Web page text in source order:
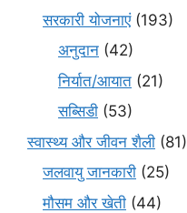
सरकारी योजनाएं(193)
अनुदान (42)
निर्यात/आयात (21)
सब्सिडी (53)
स्वास्थ्य और जीवन शैली (81)
जलवायु जानकारी (25)
मौसम और खेती (44)